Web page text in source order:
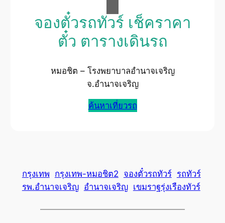
จองตั๋วรถทัวร์ เช็คราคา
ตั๋ว ตารางเดินรถ
หมอชิต – โรงพยาบาลอำนาจเจริญ
จ.อำนาจเจริญ
ค้นหาเที่ยวรถ
กรุงเทพ กรุงเทพ-หมอชิต2 จองตั๋วรถทัวร์ รถทัวร์
รพ.อำนาจเจริญ อำนาจเจริญ เขมราฐรุ่งเรืองทัวร์